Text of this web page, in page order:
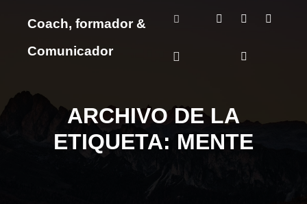
Coach, formador &
Comunicador
ARCHIVO DE LA
ETIQUETA: MENTE